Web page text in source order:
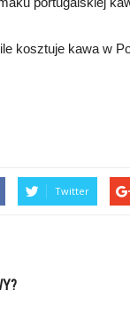
kosztuje kawa w
Twitter